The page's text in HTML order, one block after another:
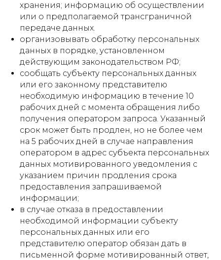
хранения; информацию об осуществлении
или о предполагаемой трансграничной
передаче данных.
организовывать обработку персональных
данных в порядке, установленном
действующим законодательством РФ;
сообщать субъекту персональных данных
или его законному представителю
необходимую информацию в течение 10
рабочих дней с момента обращения либо
получения оператором запроса. Указанный
срок может быть продлен, но не более чем
на 5 рабочих дней в случае направления
оператором в адрес субъекта персональных
данных мотивированного уведомления с
указанием причин продления срока
предоставления запрашиваемой
информации;
в случае отказа в предоставлении
необходимой информации субъекту
персональных данных или его
представителю оператор обязан дать в
письменной форме мотивированный ответ,